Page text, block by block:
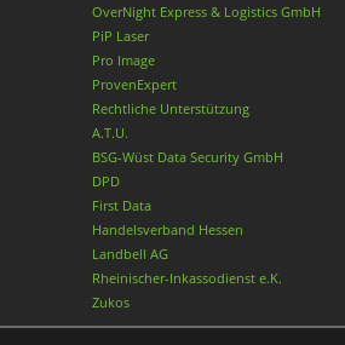
OverNight Express & Logistics GmbH
PiP Laser
Pro Image
ProvenExpert
Rechtliche Unterstützung
A.T.U.
BSG-Wüst Data Security GmbH
DPD
First Data
Handelsverband Hessen
Landbell AG
Rheinischer-Inkassodienst e.K.
Zukos